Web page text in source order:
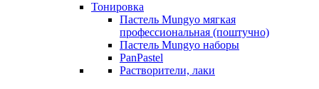
Тонировка
Пастель Mungyo мягкая
профессиональная (поштучно)
Пастель Mungyo наборы
PanPastel
Растворители, лаки